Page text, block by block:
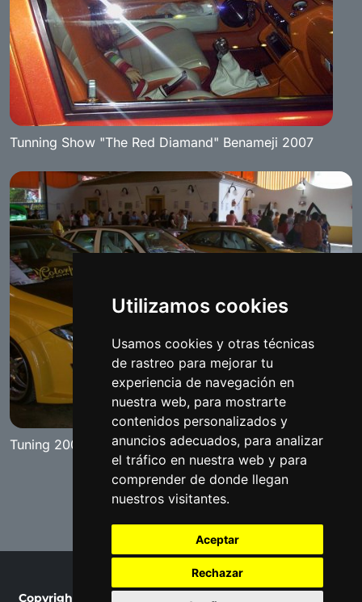
Utilizamos cookies
Usamos cookies y otras técnicas
de rastreo para mejorar tu
experiencia de navegación en
nuestra web, para mostrarte
contenidos personalizados y
anuncios adecuados, para analizar
el tráfico en nuestra web y para
comprender de donde llegan
nuestros visitantes.
Aceptar
Rechazar
Tunning Show "The Red Diamand" Benameji 2007
Tuning 2009 Benameji
Copyright © 2007-2026 Fotobenamejí / Made by